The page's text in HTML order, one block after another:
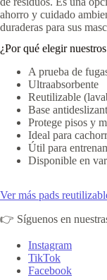
ahorro y cuidado
duraderas para sus
¿Por qué elegir
A prueba de
Ultraabsorbente
Reutilizable
Base
Protege pisos y
Ideal para
Útil para
Disponible en
Ver más pads
👉 Síguenos en
Instagram
TikTok
Facebook